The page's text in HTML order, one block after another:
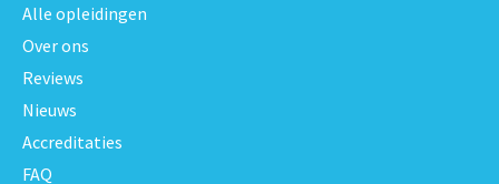
Alle opleidingen
Over ons
Reviews
Nieuws
Accreditaties
FAQ